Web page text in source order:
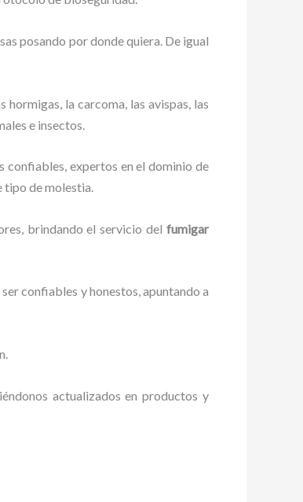
posando por donde quiera. De igual
la carcoma, las avispas, las
e insectos.
confiables, expertos en el dominio de
tipo de molestia.
brindando el servicio del fumigar
confiables y honestos, apuntando a
actualizados en productos y